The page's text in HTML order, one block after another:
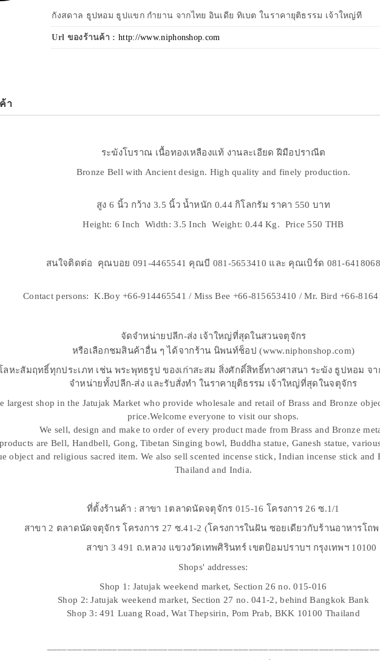
กังสดาล ธูปหอม ธูปแขก กำยาน จากไทย อินเดีย ทิเบต ในราคายุติธรรม เจ้าใหญ่ที
Url ของร้านค้า : http://www.niphonshop.com
า
ระฆังโบราณ เนื้อทองเหลืองแท้ งานละเอียด ฝีมือปราณีต
Bronze Bell with Ancient design. High quality and finely production.
สูง 6 นิ้ว กว้าง 3.5 นิ้ว น้ำหนัก 0.44 กิโลกรัม ราคา 550 บาท
Height: 6 Inch Width: 3.5 Inch Weight: 0.44 Kg. Price 550 THB
สนใจติดต่อ คุณบอย 091-4465541 คุณบี 081-5653410 และ คุณเบิร์ด 081-6418068
Contact persons: K.Boy +66-914465541 / Miss Bee +66-815653410 / Mr. Bird +66-
จัดจำหน่ายปลีก-ส่ง เจ้าใหญ่ที่สุดในสวนจตุจักร
หรือเลือกชมสินค้าอื่น ๆ ได้จากร้าน นิพนท์ช็อป (www.niphonshop.com)
ลหะสัมฤทธิ์ทุกประเภท เช่น พระพุทธรูป ของเก่าสะสม สิ่งศักดิ์สิทธิ์ทางศาสนา ระฆัง ธูปหอม จา
จำหน่ายทั้งปลีก-ส่ง และรับสั่งทำ ในราคายุติธรรม เจ้าใหญ่ที่สุดในจตุจักร
largest shop in the Jatujak Market who provide wholesale and retail of Brass and Bronze
price.Welcome everyone to visit our shops.
We sell, design and make to order of every product made from Brass and Bronze
are Bell, Handbell, Gong, Tibetan Singing bowl, Buddha statue, Ganesh statue,
object and religious sacred item. We also sell scented incense stick, Indian incense stick and
Thailand and India.
ที่ตั้งร้านค้า : สาขา 1ตลาดนัดจตุจักร 015-16 โครงการ 26 ซ.1/1
า 2 ตลาดนัดจตุจักร โครงการ 27 ซ.41-2 (โครงการในฝัน ซอยเดียวกับร้านอาหารโถพลู
สาขา 3 491 ถ.หลวง แขวงวัดเทพศิรินทร์ เขตป้อมปราบฯ กรุงเทพฯ 10100
Shops' addresses:
Shop 1: Jatujak weekend market, Section 26 no. 015-016
Shop 2: Jatujak weekend market, Section 27 no. 041-2, behind Bangkok Bank
Shop 3: 491 Luang Road, Wat Thepsirin, Pom Prab, BKK 10100 Thailand